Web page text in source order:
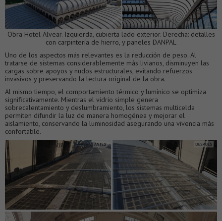
Obra Hotel Alvear. Izquierda, cubierta lado exterior. Derecha: detalles
con carpintería de hierro, y paneles DANPAL
Uno de los aspectos más relevantes es la reducción de peso. Al
tratarse de sistemas considerablemente más livianos, disminuyen las
cargas sobre apoyos y nudos estructurales, evitando refuerzos
invasivos y preservando la lectura original de la obra.
Al mismo tiempo, el comportamiento térmico y lumínico se optimiza
significativamente. Mientras el vidrio simple genera
sobrecalentamiento y deslumbramiento, los sistemas multicelda
permiten difundir la luz de manera homogénea y mejorar el
aislamiento, conservando la luminosidad asegurando una vivencia más
confortable.